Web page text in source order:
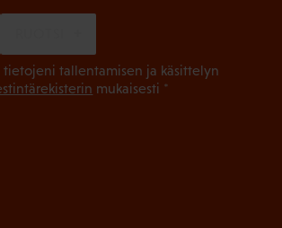
tietojeni tallentamisen ja käsittelyn
mukaisesti *